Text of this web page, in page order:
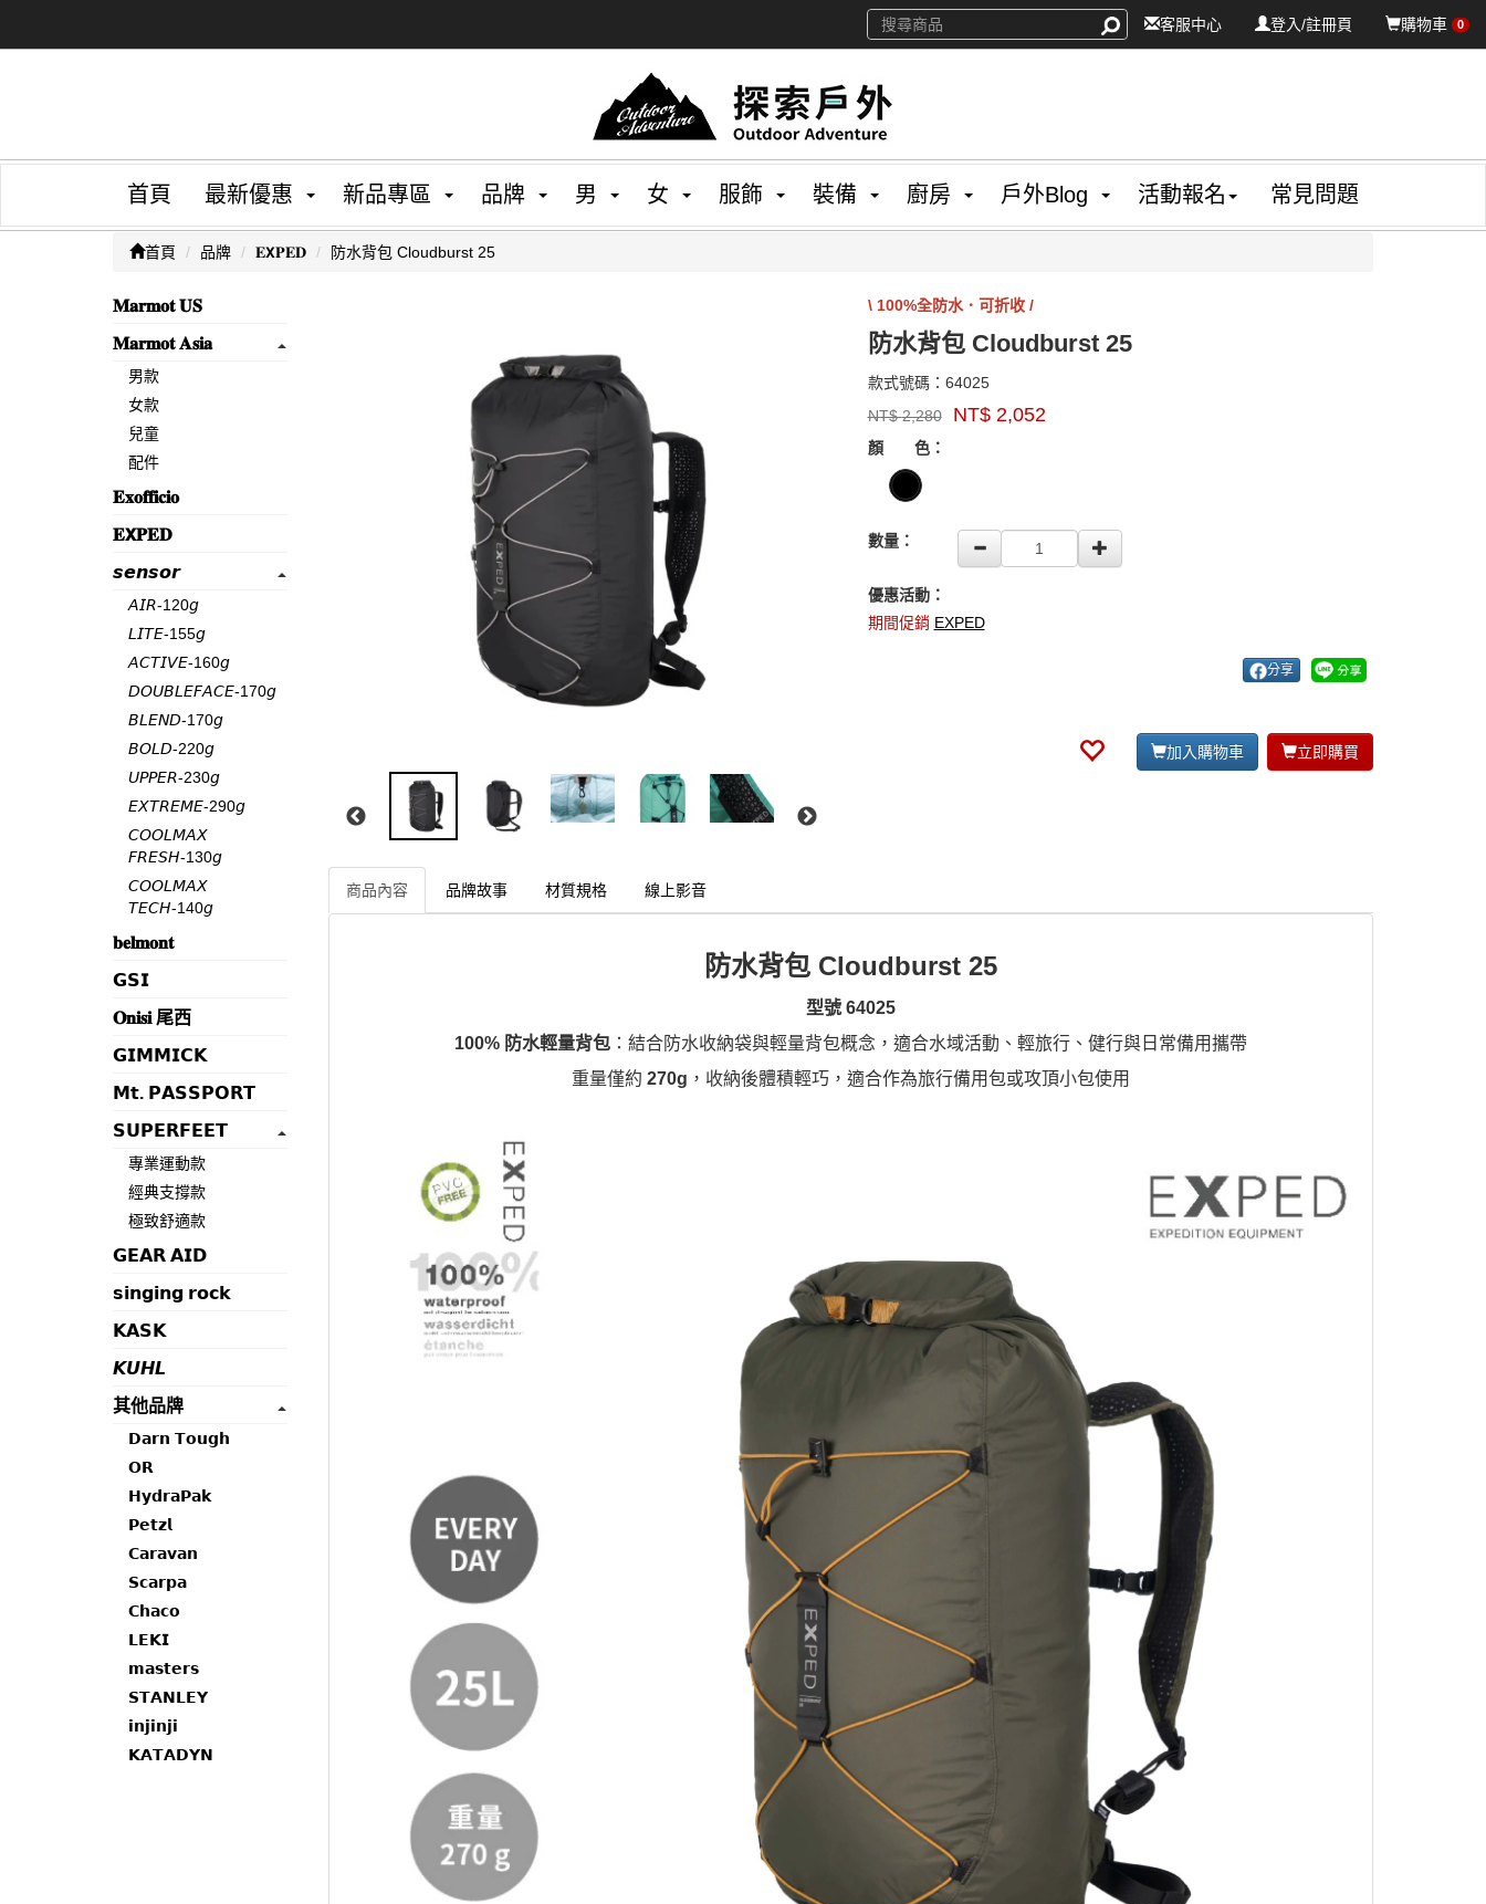
購物車 0
登入/註冊頁
客服中心
首頁 最新優惠 新品專區 品牌 男 女 服飾 裝備 廚房 戶外Blog 活動報名 常見問題
首頁 品牌 𝐄𝗫𝐏𝐄𝐃 防水背包 Cloudburst 25
𝐌𝐚𝐫𝐦𝐨𝐭 𝐔𝐒
𝐌𝐚𝐫𝐦𝐨𝐭 𝐀𝐬𝐢𝐚
男款
女款
兒童
配件
𝐄𝐱𝐨𝐟𝐟𝐢𝐜𝐢𝐨
𝐄𝗫𝐏𝐄𝐃
𝙨𝙚𝙣𝙨𝙤𝙧
𝘈𝘐𝘙-120𝘨
𝘓𝘐𝘛𝘌-155𝘨
𝘈𝘊𝘛𝘐𝘝𝘌-160𝘨
𝘋𝘖𝘜𝘉𝘓𝘌𝘍𝘈𝘊𝘌-170𝘨
𝘉𝘓𝘌𝘕𝘋-170𝘨
𝘉𝘖𝘓𝘋-220𝘨
𝘜𝘗𝘗𝘌𝘙-230𝘨
𝘌𝘟𝘛𝘙𝘌𝘔𝘌-290𝘨
𝘊𝘖𝘖𝘓𝘔𝘈𝘟
𝘍𝘙𝘌𝘚𝘏-130𝘨
𝘊𝘖𝘖𝘓𝘔𝘈𝘟
𝘛𝘌𝘊𝘏-140𝘨
𝐛𝐞𝐥𝐦𝐨𝐧𝐭
𝗚𝗦𝗜
𝐎𝐧𝐢𝐬𝐢 尾西
𝗚𝗜𝗠𝗠𝗜𝗖𝗞
𝗠𝘁. 𝗣𝗔𝗦𝗦𝗣𝗢𝗥𝗧
𝗦𝗨𝗣𝗘𝗥𝗙𝗘𝗘𝗧
專業運動款
經典支撐款
極致舒適款
𝗚𝗘𝗔𝗥 𝗔𝗜𝗗
𝘀𝗶𝗻𝗴𝗶𝗻𝗴 𝗿𝗼𝗰𝗸
𝗞𝗔𝗦𝗞
𝙆𝙐𝙃𝙇
其他品牌
𝗗𝗮𝗿𝗻 𝗧𝗼𝘂𝗴𝗵
𝗢𝗥
𝗛𝘆𝗱𝗿𝗮𝗣𝗮𝗸
𝗣𝗲𝘁𝘇𝗹
𝗖𝗮𝗿𝗮𝘃𝗮𝗻
𝗦𝗰𝗮𝗿𝗽𝗮
𝗖𝗵𝗮𝗰𝗼
𝗟𝗘𝗞𝗜
𝗺𝗮𝘀𝘁𝗲𝗿𝘀
𝗦𝗧𝗔𝗡𝗟𝗘𝗬
𝗶𝗻𝗷𝗶𝗻𝗷𝗶
𝗞𝗔𝗧𝗔𝗗𝗬𝗡
\ 100%全防水．可折收 /
防水背包 Cloudburst 25
款式號碼： 6402564025
牌：
EXPED
NT$2,280 NT$ 2,052
GOODS000000000000006166776
顏 色：
數量：
優惠活動：
期間促銷 EXPED
分享
加入購物車 立即購買
商品內容 品牌故事 材質規格 線上影音
防水背包 Cloudburst 25
型號 64025
100% 防水輕量背包 ：結合防水收納袋與輕量背包概念，適合水域活動、輕旅行、健行與日常備用攜帶
重量僅約 270g ，收納後體積輕巧，適合作為旅行備用包或攻頂小包使用